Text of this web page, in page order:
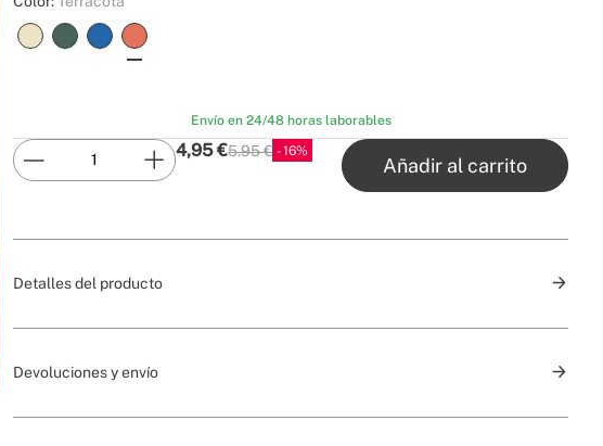
Envío en 24/48 horas laborables
4,95 €P.V.P
5.95 € 16
Añadir al carrito
Detalles del producto
Devoluciones y envío